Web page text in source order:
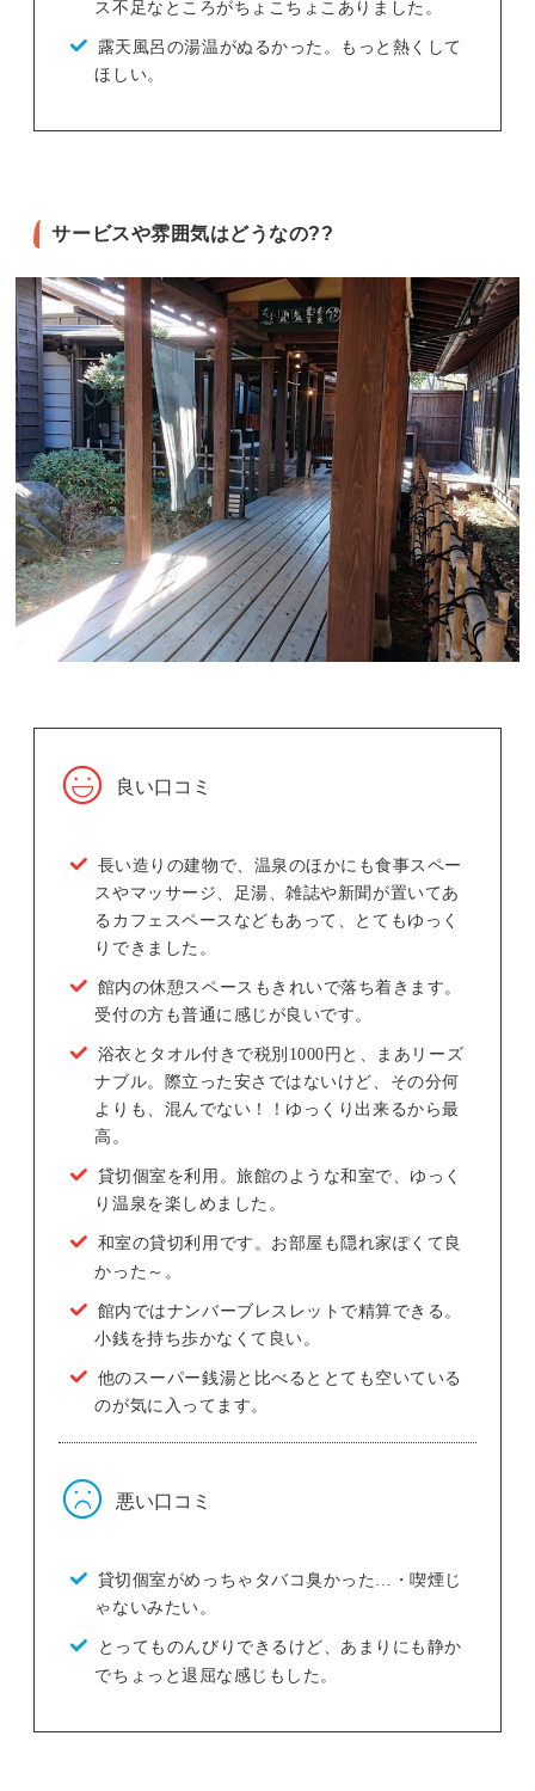
ス不足なところがちょこちょこありました。
露天風呂の湯温がぬるかった。もっと熱くして
ほしい。
サービスや雰囲気はどうなの??
良い口コミ
長い造りの建物で、温泉のほかにも食事スペー
スやマッサージ、足湯、雑誌や新聞が置いてあ
るカフェスペースなどもあって、とてもゆっく
りできました。
館内の休憩スペースもきれいで落ち着きます。
受付の方も普通に感じが良いです。
浴衣とタオル付きで税別1000円と、まあリーズ
ナブル。際立った安さではないけど、その分何
よりも、混んでない！！ゆっくり出来るから最
高。
貸切個室を利用。旅館のような和室で、ゆっく
り温泉を楽しめました。
和室の貸切利用です。お部屋も隠れ家ぽくて良
かった～。
館内ではナンバーブレスレットで精算できる。
小銭を持ち歩かなくて良い。
他のスーパー銭湯と比べるととても空いている
のが気に入ってます。
悪い口コミ
貸切個室がめっちゃタバコ臭かった…・喫煙じ
ゃないみたい。
とってものんびりできるけど、あまりにも静か
でちょっと退屈な感じもした。